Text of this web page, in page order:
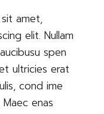
amet,
elit. Nullam
spen
ultricies erat
cond ime
enas